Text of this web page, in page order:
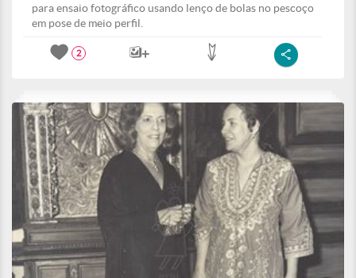
para ensaio fotográfico usando lenço de bolas no pescoço
em pose de meio perfil.
2